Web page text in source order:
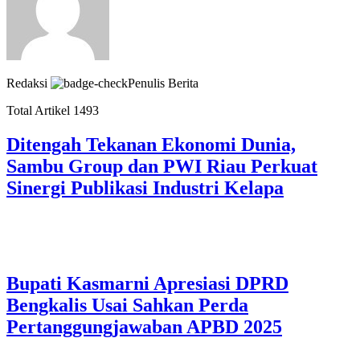
Redaksi
Penulis Berita
Total Artikel 1493
Ditengah Tekanan Ekonomi Dunia,
Sambu Group dan PWI Riau Perkuat
Sinergi Publikasi Industri Kelapa
Bupati Kasmarni Apresiasi DPRD
Bengkalis Usai Sahkan Perda
Pertanggungjawaban APBD 2025